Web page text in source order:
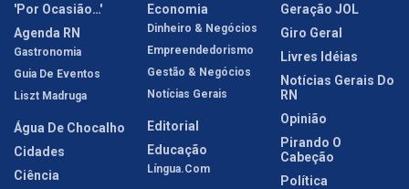
'Por Ocasião…'
Agenda RN
Gastronomia
Guia De Eventos
Liszt Madruga
Água De Chocalho
Cidades
Ciência
Economia
Dinheiro & Negócios
Empreendedorismo
Gestão & Negócios
Notícias Gerais
Editorial
Educação
Língua.com
Geração JOL
Giro Geral
Livres Idéias
Notícias Gerais Do
RN
Opinião
Pirando O
Cabeção
Política